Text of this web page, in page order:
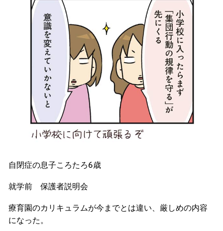
自閉症の息子ころたろ6歳
就学前 保護者説明会
療育園のカリキュラムが今までとは違い、厳しめの内容
になった。